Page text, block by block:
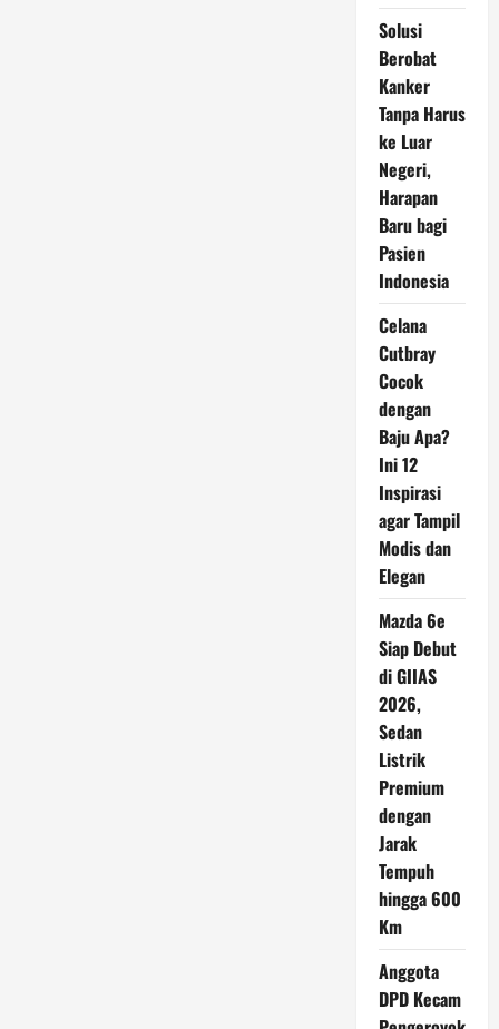
Solusi
Berobat
Kanker
Tanpa Harus
ke Luar
Negeri,
Harapan
Baru bagi
Pasien
Indonesia
Celana
Cutbray
Cocok
dengan
Baju Apa?
Ini 12
Inspirasi
agar Tampil
Modis dan
Elegan
Mazda 6e
Siap Debut
di GIIAS
2026,
Sedan
Listrik
Premium
dengan
Jarak
Tempuh
hingga 600
Km
Anggota
DPD Kecam